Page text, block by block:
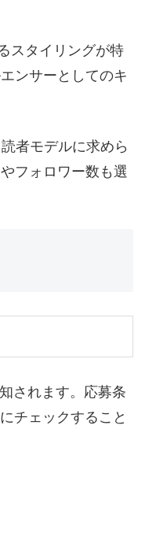
スタイリングが特
ンサーとしてのキ
者モデルに求めら
フォロワー数も選
されます。応募条
チェックすること